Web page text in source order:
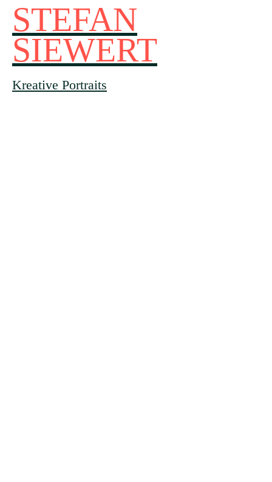
STEFAN
SIEWERT
Kreative Portraits